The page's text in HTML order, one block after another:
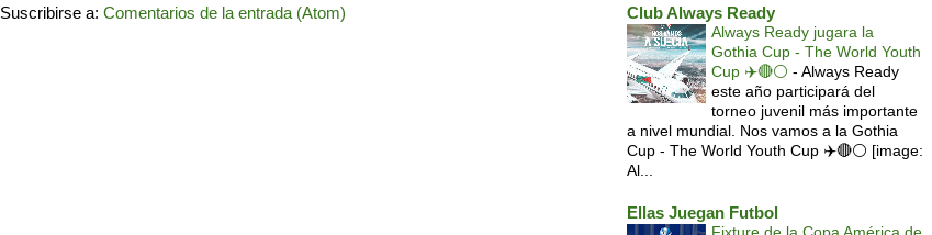
Suscribirse a: Comentarios de la entrada (Atom) Club Always Ready
Always Ready jugara la
Gothia Cup - The World Youth
Cup ✈️🔴⚪️ - Always Ready
este año participará del
torneo juvenil más importante
a nivel mundial. Nos vamos a la Gothia
Cup - The World Youth Cup ✈️🔴⚪️ [image:
Al...
Ellas Juegan Futbol